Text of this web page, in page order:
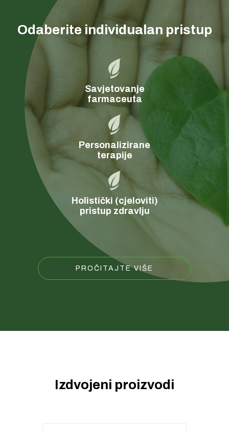
Odaberite individualan pristup
Savjetovanje
farmaceuta
Personalizirane
terapije
Holistički (cjeloviti)
pristup zdravlju
PROČITAJTE VIŠE
Izdvojeni proizvodi